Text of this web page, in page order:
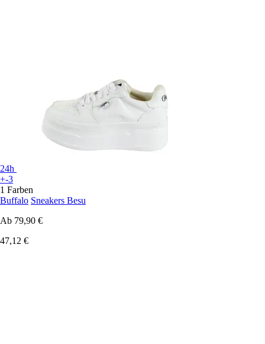
24h
+-3
1 Farben
Buffalo Sneakers Besu
Ab 79,90 €
47,12 €